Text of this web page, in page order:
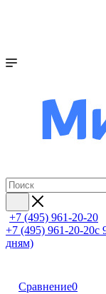
+7 (495) 961-20-20
+7 (495) 961-20-20с
дням)
Сравнение0